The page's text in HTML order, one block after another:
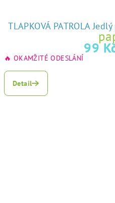
TLAPKOVÁ PATROLA
99
🔥 OKAMŽITÉ ODESLÁNÍ
Detail